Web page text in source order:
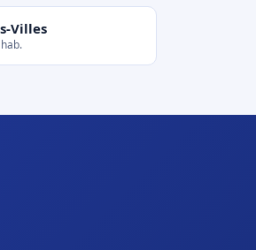
Villes